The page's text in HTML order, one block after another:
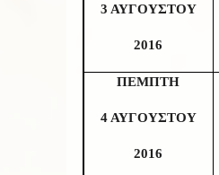
3 ΑΥΓΟΥΣΤΟΥ
2016
ΠΕΜΠΤΗ
4 ΑΥΓΟΥΣΤΟΥ
2016